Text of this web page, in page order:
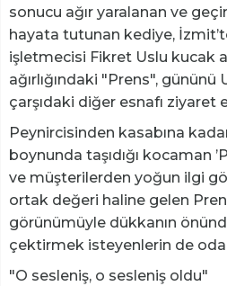
sonucu ağır yaralanan ve
hayata tutunan kediye,
işletmecisi Fikret Uslu kucak
ağırlığındaki "Prens", gününü
çarşıdaki diğer esnafı ziyaret
Peynircisinden kasabına
boynunda taşıdığı kocaman
ve müşterilerden yoğun ilgi
ortak değeri haline gelen
görünümüyle dükkanın
çektirmek isteyenlerin de
"O sesleniş, o sesleniş oldu"